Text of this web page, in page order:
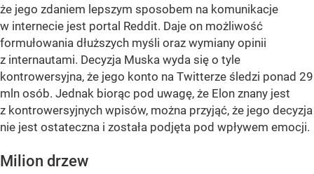
że jego zdaniem lepszym sposobem na komunikacje
w internecie jest portal Reddit. Daje on możliwość
formułowania dłuższych myśli oraz wymiany opinii
z internautami. Decyzja Muska wyda się o tyle
kontrowersyjna, że jego konto na Twitterze śledzi ponad 29
mln osób. Jednak biorąc pod uwagę, że Elon znany jest
z kontrowersyjnych wpisów, można przyjąć, że jego decyzja
nie jest ostateczna i została podjęta pod wpływem emocji.
Milion drzew